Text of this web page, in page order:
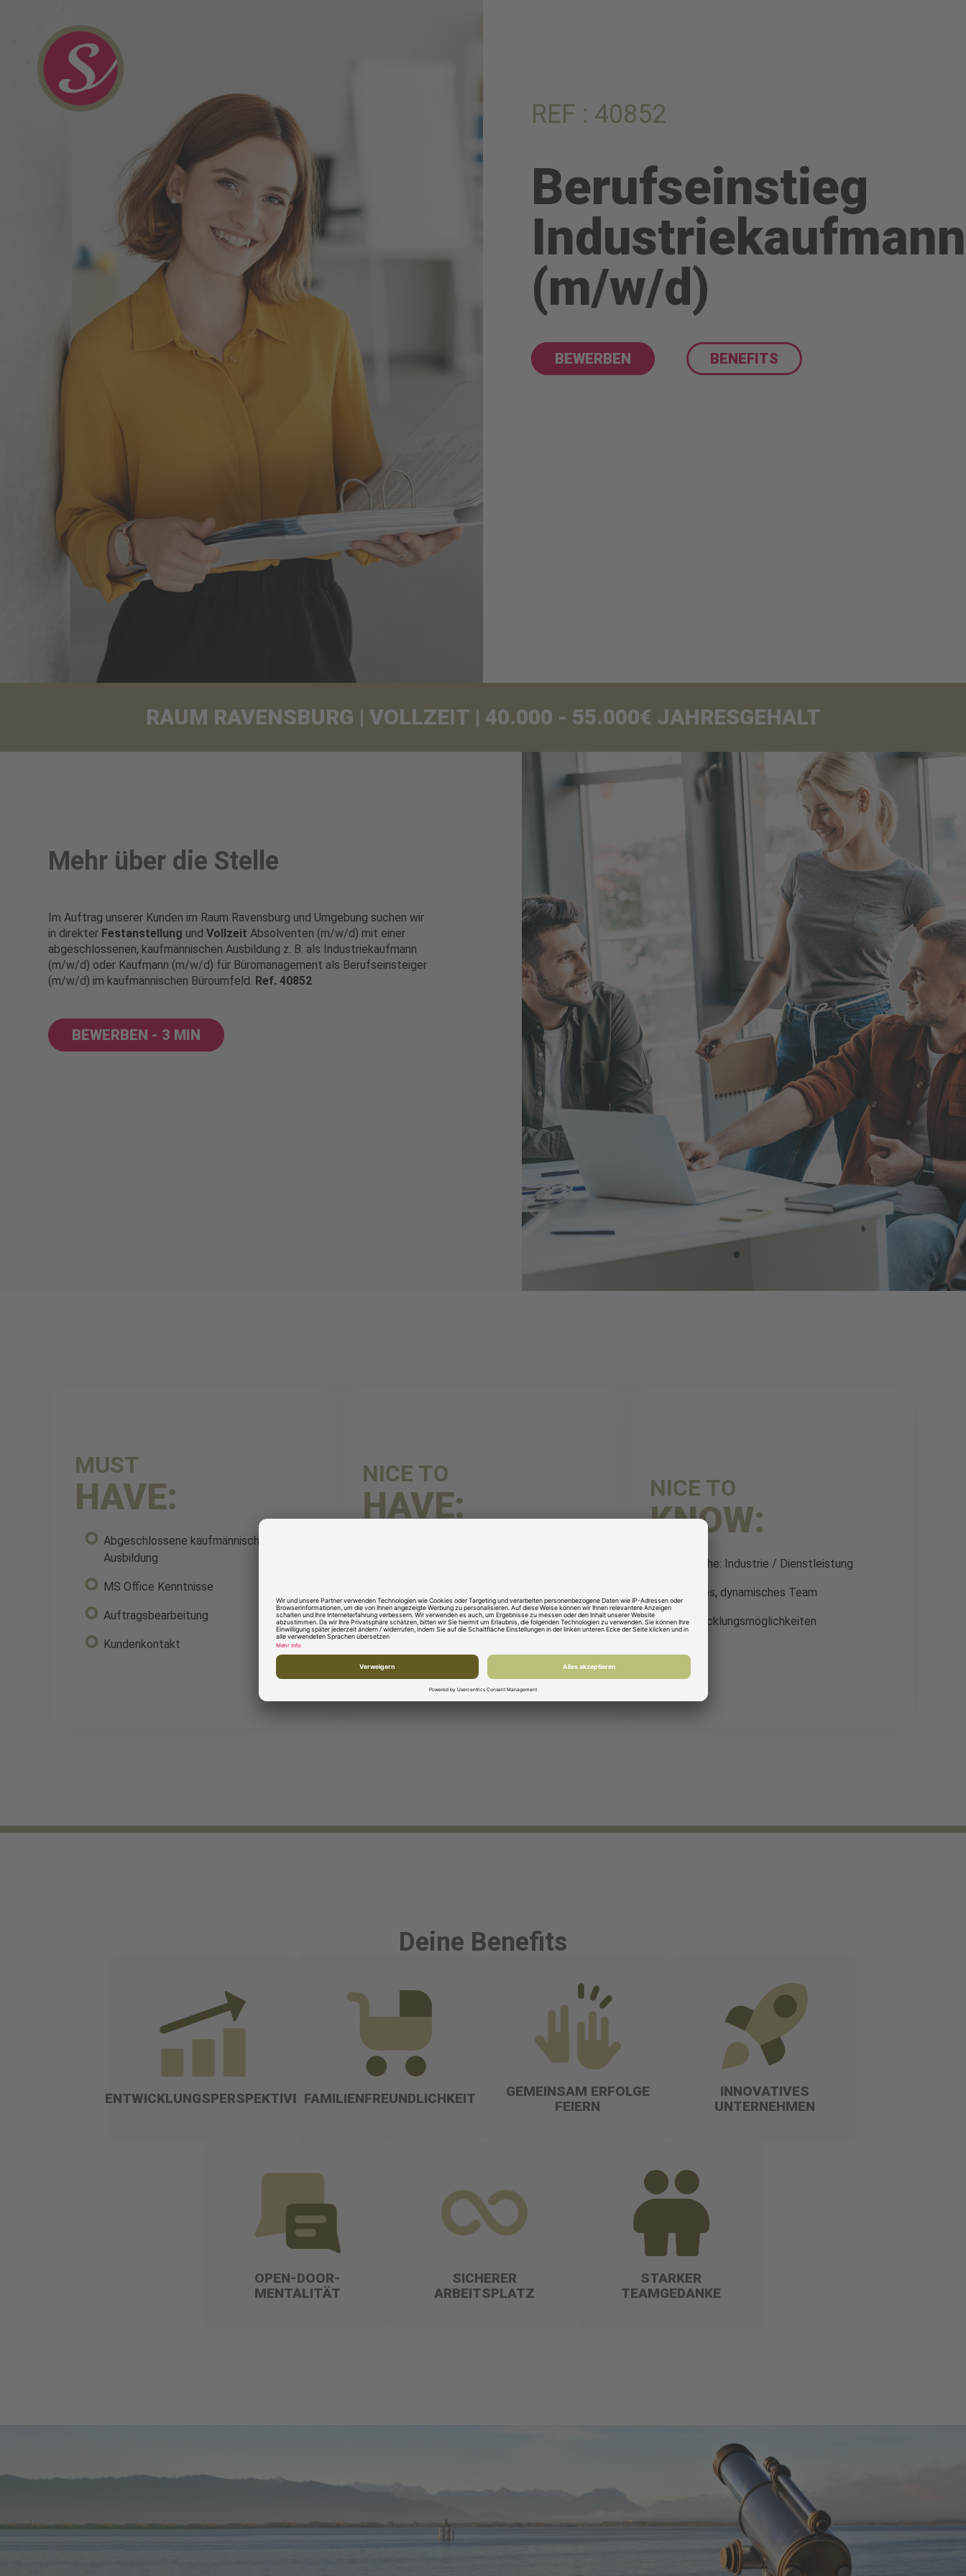
REF : 40852
Berufseinstieg
Industriekaufmann
(m/w/d)
BEWERBEN BENEFITS
RAUM RAVENSBURG | VOLLZEIT | 40.000 - 55.000€ JAHRESGEHALT
Mehr über die Stelle
Im Auftrag unserer Kunden im Raum Ravensburg und Umgebung suchen wir
in direkter Festanstellung undVollzeit Absolventen (m/w/d) mit einer
abgeschlossenen, kaufmännischen Ausbildung z. B. als Industriekaufmann
(m/w/d) oder Kaufmann (m/w/d) für Büromanagement als Berufseinsteiger
(m/w/d) im kaufmännischen Büroumfeld. Ref. 40852
BEWERBEN - 3 MIN
MUST
HAVE:
Abgeschlossene kaufmännische
Ausbildung
MS Office Kenntnisse
Auftragsbearbeitung
Kundenkontakt
NICE TO
HAVE:
Erste Praxiserfahrung (z. B. Praktikum)
Interesse an Industrieprozessen
NICE TO
KNOW:
Branche: Industrie / Dienstleistung
Junges, dynamisches Team
Entwicklungsmöglichkeiten
Deine Benefits
ENTWICKLUNGSPERSPEKTIVE FAMILIENFREUNDLICHKEIT
GEMEINSAM ERFOLGE
FEIERN
INNOVATIVES
UNTERNEHMEN
OPEN-DOOR-
MENTALITÄT
SICHERER
ARBEITSPLATZ
STARKER
TEAMGEDANKE